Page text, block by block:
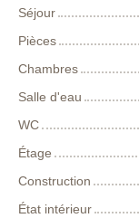
Séjour
Pièces
Chambres
Salle d'eau
WC
Étage
Construction
État intérieur